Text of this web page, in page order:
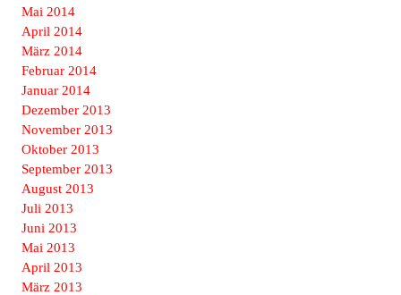
Mai 2014
April 2014
März 2014
Februar 2014
Januar 2014
Dezember 2013
November 2013
Oktober 2013
September 2013
August 2013
Juli 2013
Juni 2013
Mai 2013
April 2013
März 2013